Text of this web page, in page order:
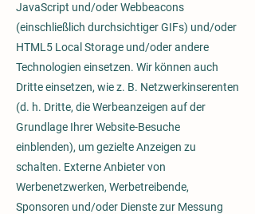
JavaScript und/oder Webbeacons
(einschließlich durchsichtiger GIFs) und/oder
HTML5 Local Storage und/oder andere
Technologien einsetzen. Wir können auch
Dritte einsetzen, wie z. B. Netzwerkinserenten
(d. h. Dritte, die Werbeanzeigen auf der
Grundlage Ihrer Website-Besuche
einblenden), um gezielte Anzeigen zu
schalten. Externe Anbieter von
Werbenetzwerken, Werbetreibende,
Sponsoren und/oder Dienste zur Messung